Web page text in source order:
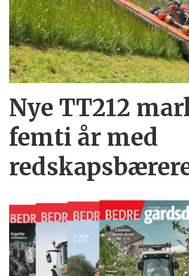
Nye TT212
femti år­ med